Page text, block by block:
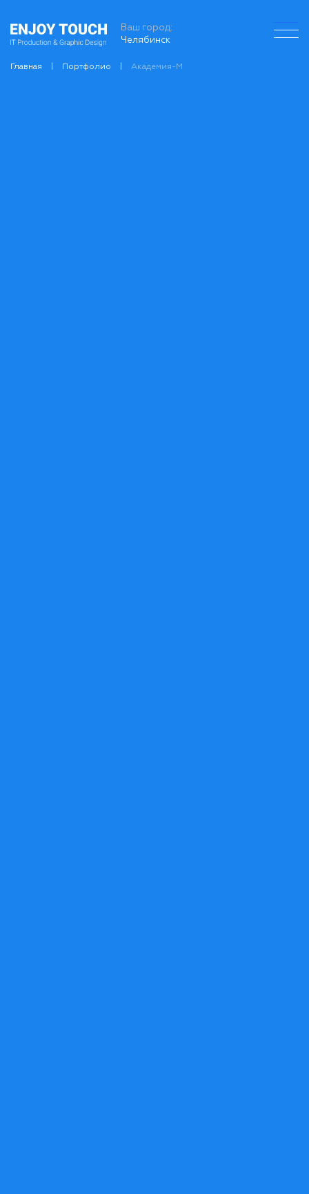
Ваш город:
Челябинск
Главная Портфолио Академия-М